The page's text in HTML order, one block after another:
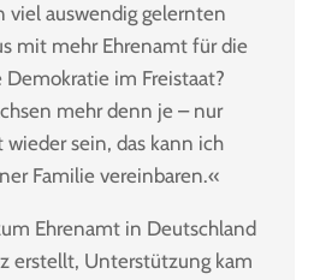
viel auswendig gelernten
mit mehr Ehrenamt für die
im Freistaat?
mehr denn je – nur
sein, das kann ich
Familie vereinbaren.«
Ehrenamt in Deutschland
erstellt, Unterstützung kam